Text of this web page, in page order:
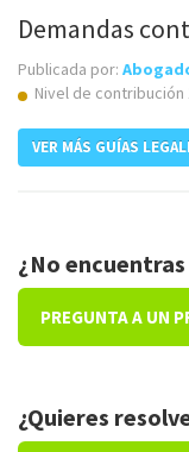
Demandas
Publicada por:
Nivel de contribución
VER MÁS GUÍAS
¿No
PREGUNTA A UN
¿Quieres